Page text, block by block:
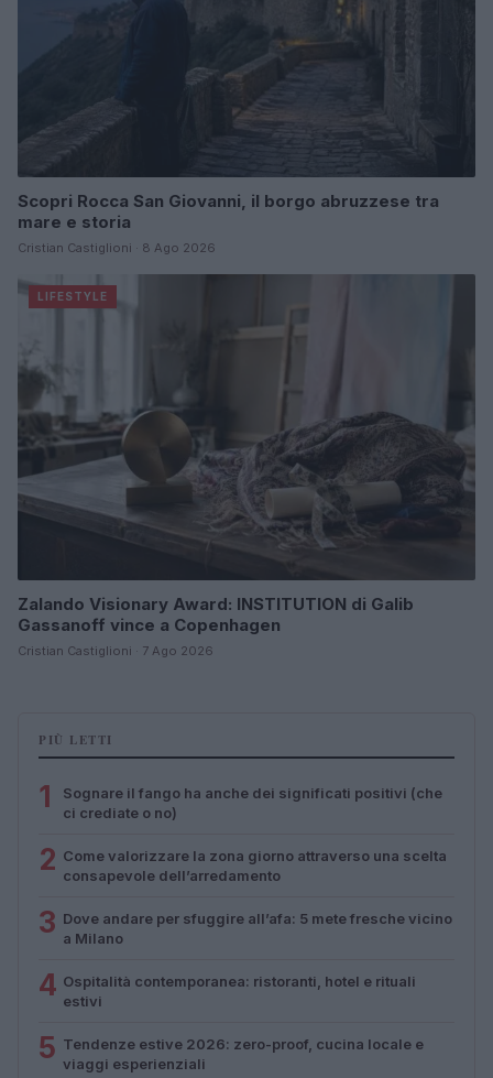
Scopri Rocca San Giovanni, il borgo abruzzese tra
mare e storia
Cristian Castiglioni · 8 Ago 2026
LIFESTYLE
Zalando Visionary Award: INSTITUTION di Galib
Gassanoff vince a Copenhagen
Cristian Castiglioni · 7 Ago 2026
PIÙ LETTI
1
Sognare il fango ha anche dei significati positivi (che
ci crediate o no)
2 Come valorizzare la zona giorno attraverso una scelta
consapevole dell’arredamento
3 Dove andare per sfuggire all’afa: 5 mete fresche vicino
a Milano
4 Ospitalità contemporanea: ristoranti, hotel e rituali
estivi
5 Tendenze estive 2026: zero-proof, cucina locale e
viaggi esperienziali